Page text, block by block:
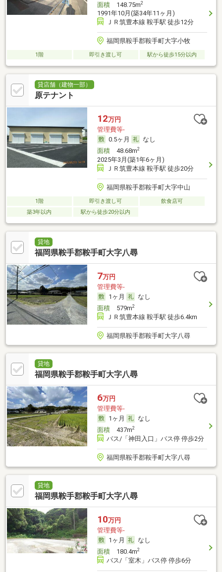
面積148.75m2
1991年10月(築34年11ヶ月)
ＪＲ筑豊本線 鞍手駅 徒歩12分
福岡県鞍手郡鞍手町大字小牧
1階 即引き渡し可 駅から徒歩15分以内
貸店舗（建物一部）
原テナント
12万円
管理費等-
0.5ヶ月
なし
面積48.68m2
2025年3月(築1年6ヶ月)
ＪＲ筑豊本線 鞍手駅 徒歩20分
福岡県鞍手郡鞍手町大字中山
1階 即引き渡し可
飲食店可
築3年以内
駅から徒歩20分以内
貸地
福岡県鞍手郡鞍手町大字八尋
7万円
管理費等-
1ヶ月
なし
面積579m2
ＪＲ筑豊本線 鞍手駅 徒歩6.4km
福岡県鞍手郡鞍手町大字八尋
貸地
福岡県鞍手郡鞍手町大字八尋
6万円
管理費等-
1ヶ月
なし
面積437m2
バス/「神田入口」バス停 停歩2分
福岡県鞍手郡鞍手町大字八尋
貸地
福岡県鞍手郡鞍手町大字八尋
10万円
管理費等-
1ヶ月
なし
面積180.4m2
バス/「室木」バス停 停歩6分